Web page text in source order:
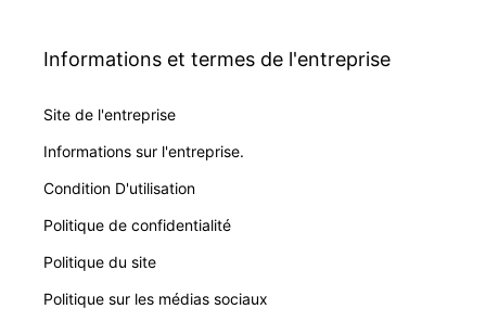
Informations et termes de l'entreprise
Site de l'entreprise
Informations sur l'entreprise.
Condition D'utilisation
Politique de confidentialité
Politique du site
Politique sur les médias sociaux